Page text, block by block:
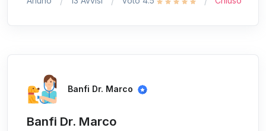
Banfi Dr. Marco
Banfi Dr. Marco